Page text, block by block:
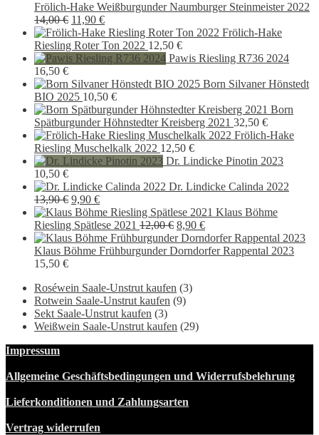
Frölich-Hake Weißburgunder Naumburger Steinmeister 2022
14,00€ Ursprünglicher
Preis
war:
14,00 €
11,90 €Aktueller
Preis
ist:
11,90 €.
Frölich-Hake
Riesling Roter Ton 2022 12,50 €
Pawis Riesling R736 2024
16,50 €
Born Silvaner Hönstedt
BIO 2025 10,50 €
Born
Spätburgunder Höhnstedter Kreisberg 2021 32,50 €
Frölich-Hake
Riesling Muschelkalk 2022 12,50 €
Dr. Lindicke Pinotin 2023
10,50 €
Dr. Lindicke Calinda 2022
13,90€ Ursprünglicher
Preis
war:
13,90 €
9,90 €Aktueller
Preis
ist:
9,90 €.
Klaus Böhme
Riesling Spätlese 2021 12,00€ Ursprünglicher
Preis
war:
8,90 €Aktueller
Preis
ist:
Klaus Böhme Frühburgunder Dorndorfer Rappental 2023
15,50 €
Roséwein Saale-Unstrut kaufen (3)
Rotwein Saale-Unstrut kaufen (9)
Sekt Saale-Unstrut kaufen (3)
Weißwein Saale-Unstrut kaufen (29)
Impressum
Allgemeine Geschäftsbedingungen und Widerrufsbelehrung
Lieferkonditionen und Zahlungsarten
Vertrag widerrufen